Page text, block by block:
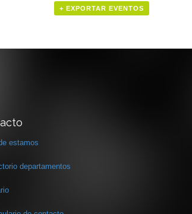
+ EXPORTAR EVENTOS
estamos
departamentos